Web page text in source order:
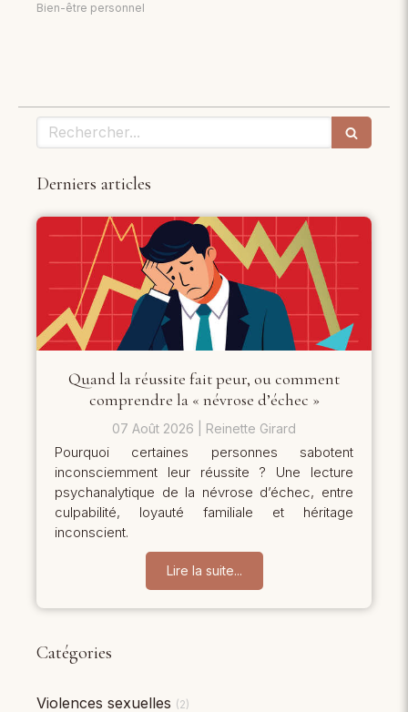
Bien-être personnel
Rechercher
Derniers articles
Quand la réussite fait peur, ou comment
comprendre la « névrose d’échec »
07 Août 2026 Reinette Girard
Pourquoi certaines personnes sabotent
inconsciemment leur réussite ? Une lecture
psychanalytique de la névrose d’échec, entre
culpabilité, loyauté familiale et héritage
inconscient.
Lire la suite...
Catégories
Violences sexuelles (2)